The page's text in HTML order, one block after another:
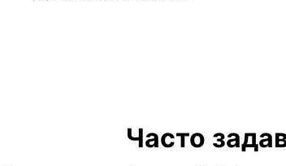
Часто